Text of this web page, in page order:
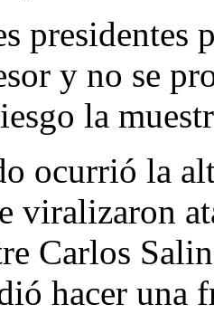
presidentes
y no se
la
ocurrió la
viralizaron
Carlos
hacer una